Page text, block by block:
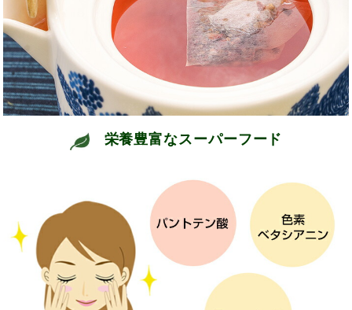
栄養豊富なスーパーフード